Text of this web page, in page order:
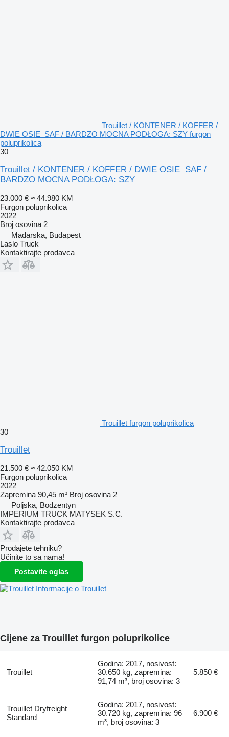
Trouillet / KONTENER / KOFFER /
DWIE OSIE SAF / BARDZO MOCNA PODŁOGA: SZY furgon
poluprikolica
30
Trouillet / KONTENER / KOFFER / DWIE OSIE SAF /
BARDZO MOCNA PODŁOGA: SZY
23.000 € ≈ 44.980 KM
Furgon poluprikolica
2022
Broj osovina 2
Mađarska, Budapest
Laslo Truck
Kontaktirajte prodavca
Trouillet furgon poluprikolica
30
Trouillet
21.500 € ≈ 42.050 KM
Furgon poluprikolica
2022
Zapremina 90,45 m³ Broj osovina 2
Poljska, Bodzentyn
IMPERIUM TRUCK MATYSEK S.C.
Kontaktirajte prodavca
Prodajete tehniku?
Učinite to sa nama!
Postavite oglas
Informacije o Trouillet
Cijene za Trouillet furgon poluprikolice
Trouillet
Godina: 2017, nosivost:
30.650 kg, zapremina:
91,74 m³, broj osovina: 3
5.850 €
Trouillet Dryfreight
Standard
Godina: 2017, nosivost:
30.720 kg, zapremina: 96
m³, broj osovina: 3
6.900 €